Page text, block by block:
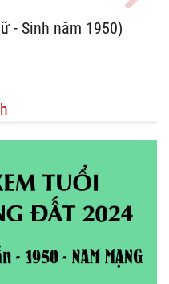
- Sinh năm 1950)